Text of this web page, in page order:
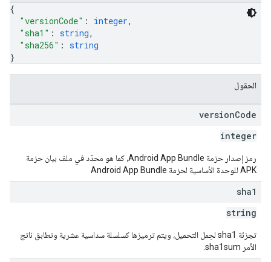
{
"versionCode" : integer,
"sha1" : string,
"sha256" : string
}
الحقول
versionCode
integer
رمز إصدار حزمة Android App Bundle، كما هو محدّد في ملف بيان حزمة
APK للوحدة الأساسية لحزمة Android App Bundle
sha1
string
تجزئة sha1 لحِمل التحميل، ويتم ترميزها كسلسلة سداسية عشرية وتطابق ناتج
الأمر sha1sum.